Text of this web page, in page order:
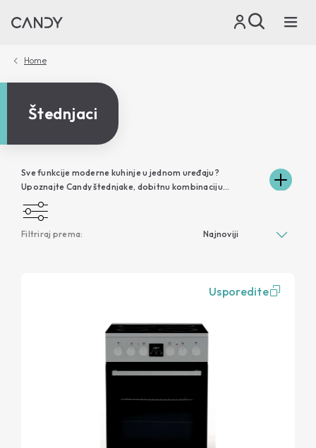
Home
Štednjaci
Sve funkcije moderne kuhinje u jednom uređaju?
Upoznajte Candy štednjake, dobitnu kombinaciju
funkcionalnosti pećnice i ploče uz praktičnu uštedu
prostora. Širok asortiman u nekoliko dostupnih boja, u
izvedbi plinskih i električnih pećnica, uz fleksibilnost
Candy štednjaci moćan su saveznik svake kuhinje za brzu i
Filtriraj prema:
Usporedite